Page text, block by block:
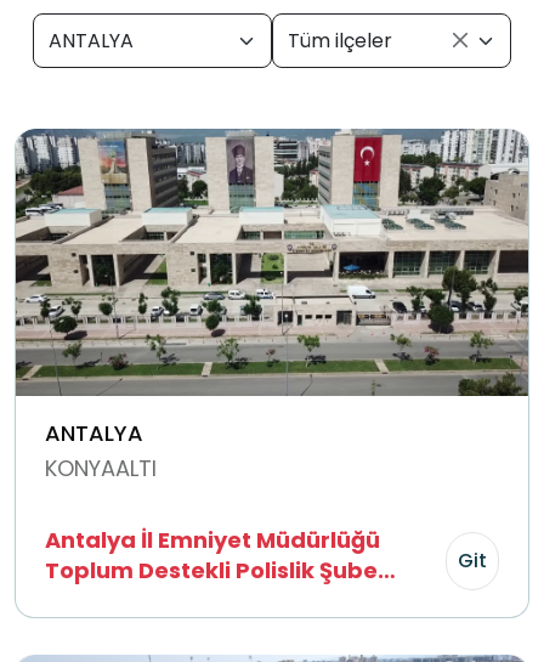
ANTALYA Tüm ilçeler
ANTALYA
KONYAALTI
Antalya İl Emniyet Müdürlüğü
Toplum Destekli Polislik Şube
Git